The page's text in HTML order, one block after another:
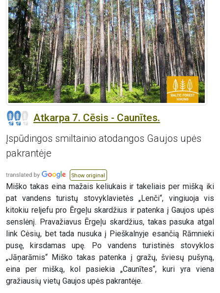
Atkarpa 7. Cēsis - Caunītes.
Įspūdingos smiltainio atodangos Gaujos upės
pakrantėje
Show original
Miško takas eina mažais keliukais ir takeliais per mišką iki
pat vandens turistų stovyklavietės „Lenči“, vingiuoja vis
kitokiu reljefu pro Ērgeļu skardžius ir patenka į Gaujos upės
senslėnį. Pravažiavus Ērgeļu skardžius, takas pasuka atgal
link Cėsių, bet tada nusuka į Pieškalnyje esančią Rāmnieki
pusę, kirsdamas upę. Po vandens turistinės stovyklos
„Jāņarāmis“ Miško takas patenka į gražų, šviesų pušyną,
eina per mišką, kol pasiekia „Caunītes“, kuri yra viena
gražiausių vietų Gaujos upės pakrantėje.